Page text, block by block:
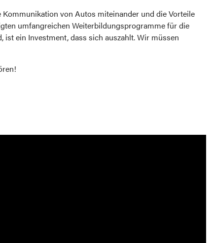
von Autos miteinander und die Vorteile
umfangreichen Weiterbildungsprogramme für die
ein Investment, dass sich auszahlt. Wir müssen